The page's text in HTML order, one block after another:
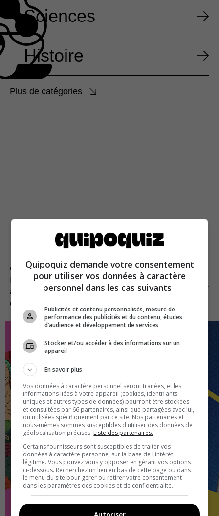
Sciences
Histoire
Plus de catégories
QUIZ POPULAIRES
Ils font sensation sur QuipoQuiz ; réponds toi
aussi aux 10 questions de nos meilleurs quiz
en ligne !
Quipoquiz demande votre consentement
pour utiliser vos données à caractère
personnel dans les cas suivants :
Publicités et contenu personnalisés, mesure de
performance des publicités et du contenu, études
d’audience et développement de services
Stocker et/ou accéder à des informations sur un
appareil
En savoir plus
Vos données à caractère personnel seront traitées, et les
informations liées à votre appareil (cookies, identifiants
uniques et autres types de données) pourront être stockées
et consultées par 66 partenaires, ainsi que partagées avec lui,
ou utilisées spécifiquement par ce site. Nos partenaires et
nous-mêmes sommes susceptibles d'utiliser des données de
géolocalisation précises. Liste des partenaires.
Certains fournisseurs sont susceptibles de traiter vos
données à caractère personnel sur la base de l'intérêt
légitime. Vous pouvez vous y opposer en gérant vos options
ci-dessous. Recherchez un lien en bas de cette page ou dans
le menu du site pour gérer ou retirer votre consentement
dans les paramètres des cookies et de confidentialité.